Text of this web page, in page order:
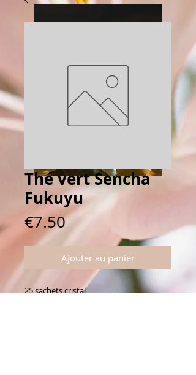
Thé vert Sencha
Fukuyu
€7.50Prix
Ajouter au panier
25 sachets cristal